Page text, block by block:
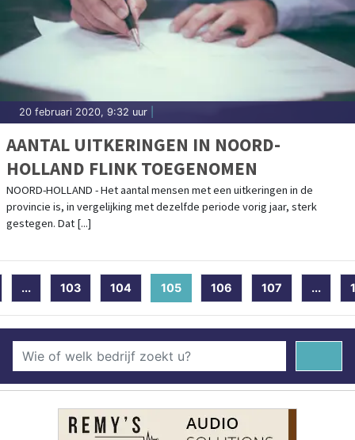
20 februari 2020, 9:32 uur
AANTAL UITKERINGEN IN NOORD-
HOLLAND FLINK TOEGENOMEN
NOORD-HOLLAND - Het aantal mensen met een uitkeringen in de
provincie is, in vergelijking met dezelfde periode vorig jaar, sterk
gestegen. Dat [...]
... 103 104 105 (current)
106 107 ...